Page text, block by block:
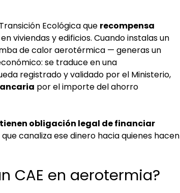
Ecológica que recompensa
en viviendas y edificios. Cuando instalas un
de calor aerotérmica — generas un
se traduce en una
registrado y validado por el Ministerio,
por el importe del ahorro
obligación legal de financiar
que canaliza ese dinero hacia quienes hacen
CAE en aerotermia?